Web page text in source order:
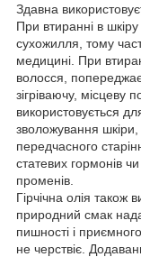
Здавна
При втиранні в
сухожилля, тому
медицині. При
волосся,
зігріваючу, місцеву
використовується
зволожування шкіри,
передчасного
статевих гормонів
променів.
Гірчічна олія також
природний смак
пишності і
не черствіє.